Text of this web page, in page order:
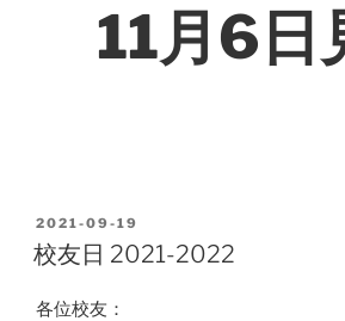
11月6日
POSTED
ON
2021-09-19
校友日 2021-2022
各位校友：